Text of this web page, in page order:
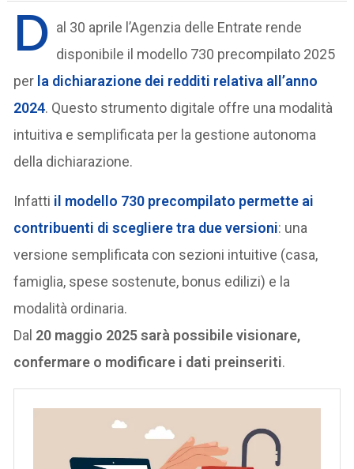
D al 30 aprile l’Agenzia delle Entrate rende
disponibile il modello 730 precompilato 2025
per la dichiarazione dei redditi relativa all’anno
2024. Questo strumento digitale offre una modalità
intuitiva e semplificata per la gestione autonoma
della dichiarazione.
Infatti il modello 730 precompilato permette ai
contribuenti di scegliere tra due versioni: una
versione semplificata con sezioni intuitive (casa,
famiglia, spese sostenute, bonus edilizi) e la
modalità ordinaria.
Dal 20 maggio 2025 sarà possibile visionare,
confermare o modificare i dati preinseriti.